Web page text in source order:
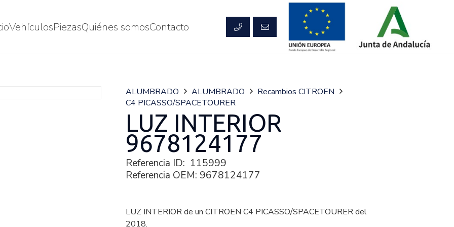
VehículosPiezasQuiénes somosContacto
ALUMBRADO ALUMBRADO
Recambios CITROEN
C4 PICASSO/SPACETOURER
LUZ INTERIOR
9678124177
Referencia ID: 115999
Referencia OEM: 9678124177
LUZ INTERIOR de un CITROEN C4 PICASSO/SPACETOURER del
2018.